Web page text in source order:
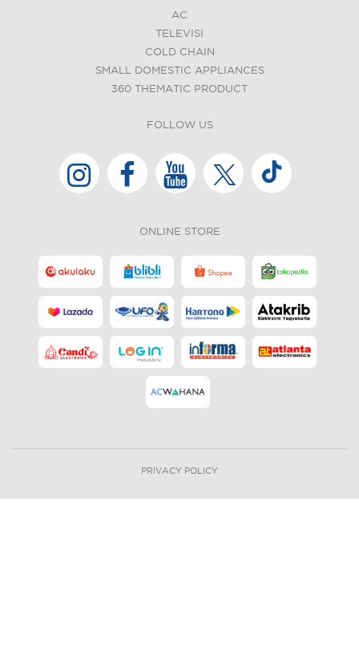
AC
TELEVISI
COLD CHAIN
SMALL DOMESTIC APPLIANCES
360 THEMATIC PRODUCT
FOLLOW US
ONLINE STORE
PRIVACY POLICY